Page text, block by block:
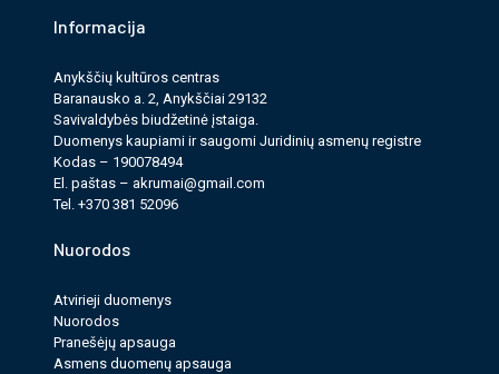
Informacija
Anykščių kultūros cen­tras
Baranausko a. 2, Anykščiai 29132
Savi­valdy­bės biudžet­inė įstaiga.
Duomenys kau­pi­ami ir saugomi Juri­dinių asmenų reg­istre
Kodas – 190078494
El. paš­tas – akrumai@gmail.com
Tel. +370 381 52096
Nuorodos
Atvirieji duomenys
Nuorodos
Pranešėjų apsauga
Asmens duomenų apsauga